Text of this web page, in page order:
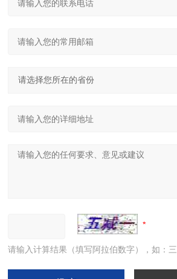
请输入计算结果（填写阿拉伯数字），如：